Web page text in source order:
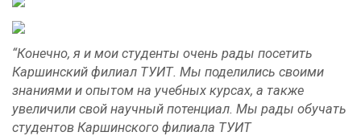
“Конечно, я и мои студенты очень рады посетить
Каршинский филиал ТУИТ. Мы поделились своими
знаниями и опытом на учебных курсах, а также
увеличили свой научный потенциал. Мы рады обучать
студентов Каршинского филиала ТУИТ